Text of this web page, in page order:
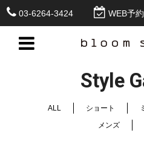
03-6264-3424 WEB予約
Style
ALL ショート
メンズ